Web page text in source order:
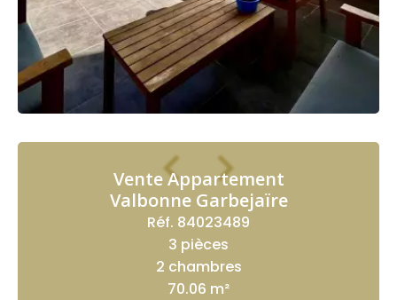
Vente Appartement
Valbonne Garbejaïre
Réf. 84023489
3 pièces
2 chambres
70.06 m²